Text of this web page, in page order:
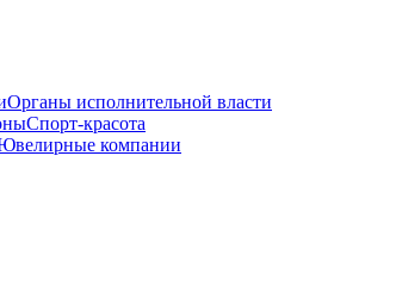
Органы исполнительной власти
Спорт-красота
компании